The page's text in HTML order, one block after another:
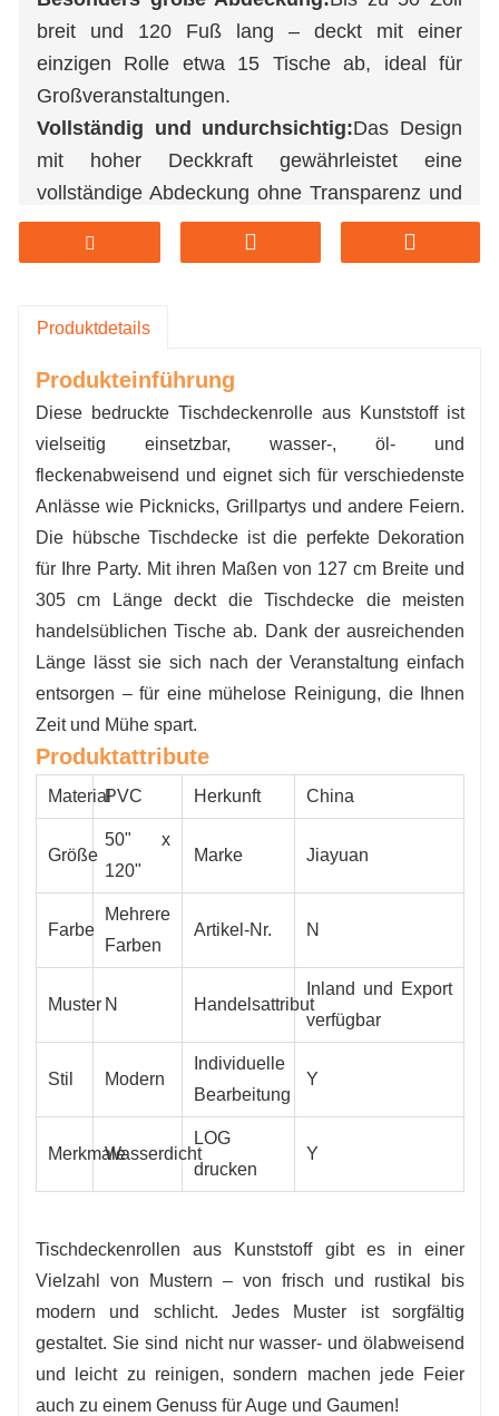
breit und 120 Fuß lang – deckt mit einer
einzigen Rolle etwa 15 Tische ab, ideal für
Großveranstaltungen.
Vollständig und undurchsichtig:Das Design
mit hoher Deckkraft gewährleistet eine
vollständige Abdeckung ohne Transparenz und
wertet so die Tischpräsentation auf.
Langlebig und auslaufsicher:
Hergestellt aus
ölbeständig und reißfest für sorgenfreien
Mühelose Einrichtung:
gewünschte Größe für rechteckige oder runde
Tische zuschneiden; schnell zu verteilen,
schnell zu reinigen.
Perfekt für jeden Anlass:Eine praktische und
budgetfreundliche Lösung für Bankette,
Hochzeiten, Geburtstage und Caterings.
Wenn Sie an unseren Produkten interessiert sind, besuchen
Sie bitte unsere offizielle Website für weitere Informationen
oder kontaktieren Sie uns direkt per E-
salesvip@jnjiahe.com
Produktdetails
Produkteinführung
Diese bedruckte Tischdeckenrolle aus Kunststoff ist
vielseitig einsetzbar, wasser-, öl- und
fleckenabweisend und eignet sich für verschiedenste
Anlässe wie Picknicks, Grillpartys und andere Feiern.
Die hübsche Tischdecke ist die perfekte Dekoration
für Ihre Party. Mit ihren Maßen von 127 cm Breite und
305 cm Länge deckt die Tischdecke die meisten
handelsüblichen Tische ab. Dank der ausreichenden
Länge lässt sie sich nach der Veranstaltung einfach
entsorgen – für eine mühelose Reinigung, die Ihnen
Zeit und Mühe spart.
Produktattribute
MaterialPVC Herkunft China
Größe
50" x
120"
Marke Jiayuan
Farbe
Mehrere
Farben
Artikel-Nr. N
Muster N Handelsattribut
Inland und Export
verfügbar
Stil Modern
Individuelle
Bearbeitung
Y
MerkmaleWasserdicht
LOG
drucken
Y
Tischdeckenrollen aus Kunststoff gibt es in einer
Vielzahl von Mustern – von frisch und rustikal bis
modern und schlicht. Jedes Muster ist sorgfältig
gestaltet. Sie sind nicht nur wasser- und ölabweisend
und leicht zu reinigen, sondern machen jede Feier
auch zu einem Genuss für Auge und Gaumen!